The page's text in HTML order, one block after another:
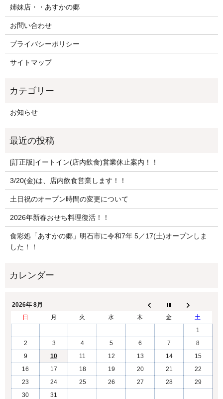
姉妹店・・あすかの郷
お問い合わせ
プライバシーポリシー
サイトマップ
お知らせ
[訂正版]イートイン(店内飲食)営業休止案内！！
3/20(金)は、店内飲食営業します！！
土日祝のオープン時間の変更について
2026年新春おせち料理復活！！
食彩処「あすかの郷」明石市に令和7年 5／17(土)オープンしま
した！！
2026年 8月
日
月 火 水 木 金
土
1
2
3 4 5 6 7
8
9
10 11 12 13 14
15
16
17 18 19 20 21
22
23
24 25 26 27 28
29
30
31